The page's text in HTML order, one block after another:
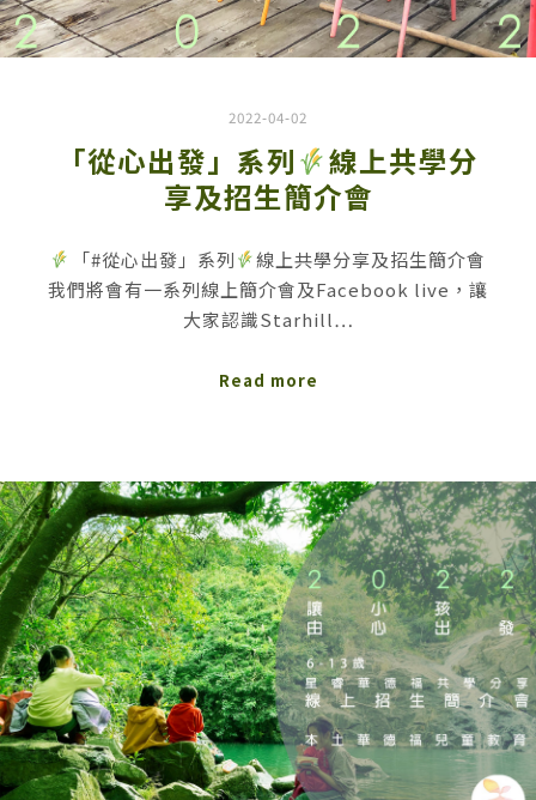
2022-04-02
「從心出發」系列
線上共學分
享及招生簡介會
「#從心出發」系列
線上共學分享及招生簡介會
我們將會有一系列線上簡介會及Facebook live，讓
大家認識Starhill…
Read more